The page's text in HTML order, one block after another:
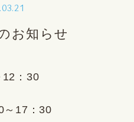
お知らせ
12：30
～17：30